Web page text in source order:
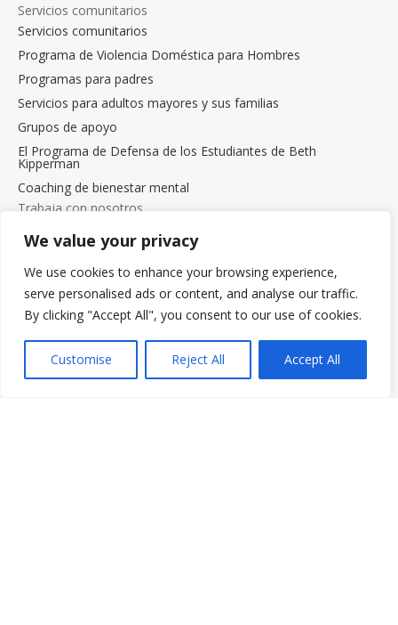
We value your privacy
We use cookies to enhance your browsing experience,
serve personalised ads or content, and analyse our traffic.
By clicking "Accept All", you consent to our use of cookies.
Customise Reject All Accept All
Servicios comunitarios
Servicios comunitarios
Programa de Violencia Doméstica para Hombres
Programas para padres
Servicios para adultos mayores y sus familias
Grupos de apoyo
El Programa de Defensa de los Estudiantes de Beth
Kipperman
Coaching de bienestar mental
Trabaja con nosotros
Oportunidades de empleo
Programa de pasantías para estudiantes de posgrado
Menú rápido
Donar
Preguntas frecuentes
Glosario